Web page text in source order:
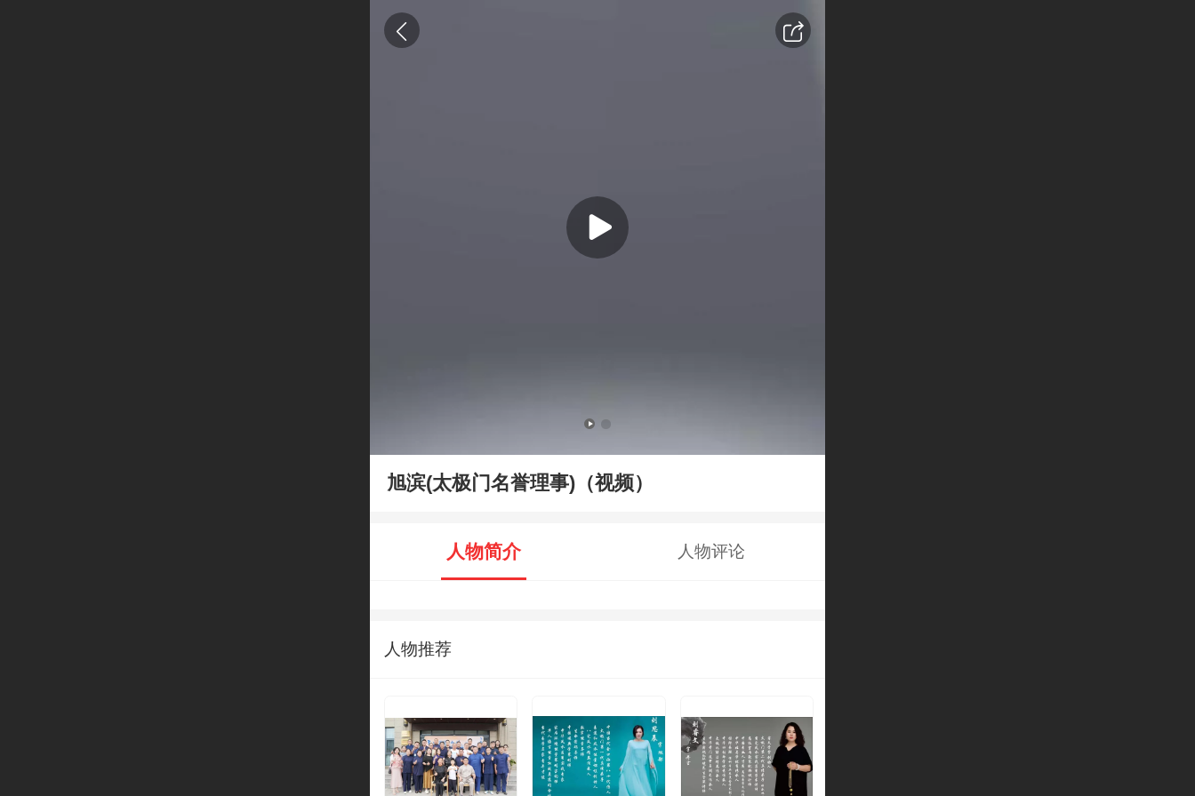
旭滨(太极门名誉理事)（视频）
人物简介 人物评论
人物推荐